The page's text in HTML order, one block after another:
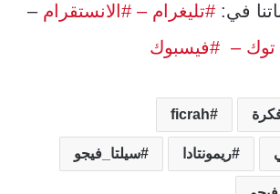
في: #تليغرام– #الانستقرام –
توك – #فيسبوك
ficrah
ريمونتادا سيلتا_فيجو